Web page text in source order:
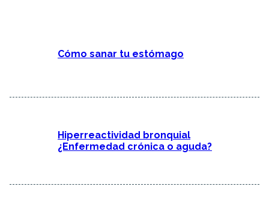
Cómo sanar tu estómago
Hiperreactividad bronquial
¿Enfermedad crónica o aguda?